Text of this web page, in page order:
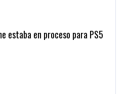
estaba en proceso para PS5